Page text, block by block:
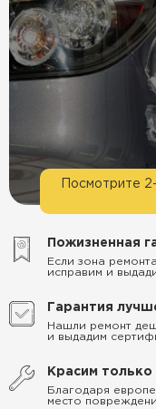
Посмотрите
Пожизненная
Если зона
исправим и
Гарантия
Нашли ремонт
и выдадим
Красим
Благодаря
место